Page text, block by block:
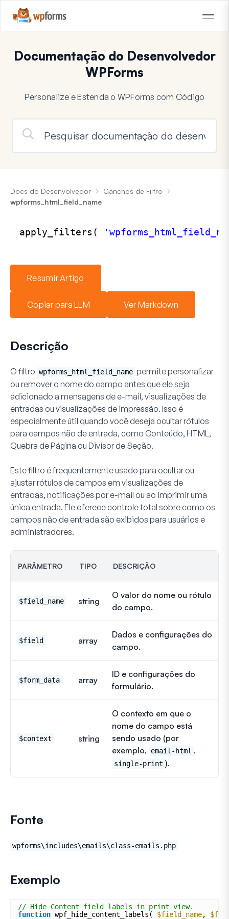
Documentação do Desenvolvedor
WPForms
Personalize e Estenda o WPForms com Código
Docs do Desenvolvedor
Ganchos de Filtro
wpforms_html_field_name
apply_filters(
Resumir Artigo
Copiar para LLM Ver Markdown
Descrição
O filtro wpforms_html_field_name permite personalizar
ou remover o nome do campo antes que ele seja
adicionado a mensagens de e-mail, visualizações de
entradas ou visualizações de impressão. Isso é
especialmente útil quando você deseja ocultar rótulos
para campos não de entrada, como Conteúdo, HTML,
Quebra de Página ou Divisor de Seção.
Este filtro é frequentemente usado para ocultar ou
ajustar rótulos de campos em visualizações de
entradas, notificações por e-mail ou ao imprimir uma
única entrada. Ele oferece controle total sobre como os
campos não de entrada são exibidos para usuários e
administradores.
PARÂMETRO TIPO DESCRIÇÃO
$field_name string
O valor do nome ou rótulo
do campo.
$field array
Dados e configurações do
campo.
$form_data array
ID e configurações do
formulário.
$context string
O contexto em que o
nome do campo está
sendo usado (por
exemplo,
email-html ,
single-print ).
Fonte
wpforms\includes\emails\class-emails.php
Exemplo
// Hide Content field labels in print view.
function wpf_hide_content_labels( $field_name,